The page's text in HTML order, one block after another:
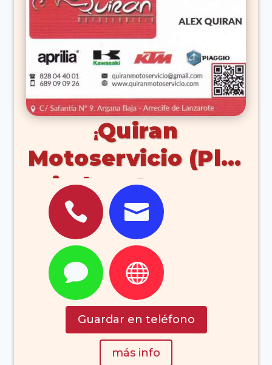
Quiran
Motoservicio (Plg.
indus. Argana
Lanzarote)
 
 
Guardar en teléfono
más info